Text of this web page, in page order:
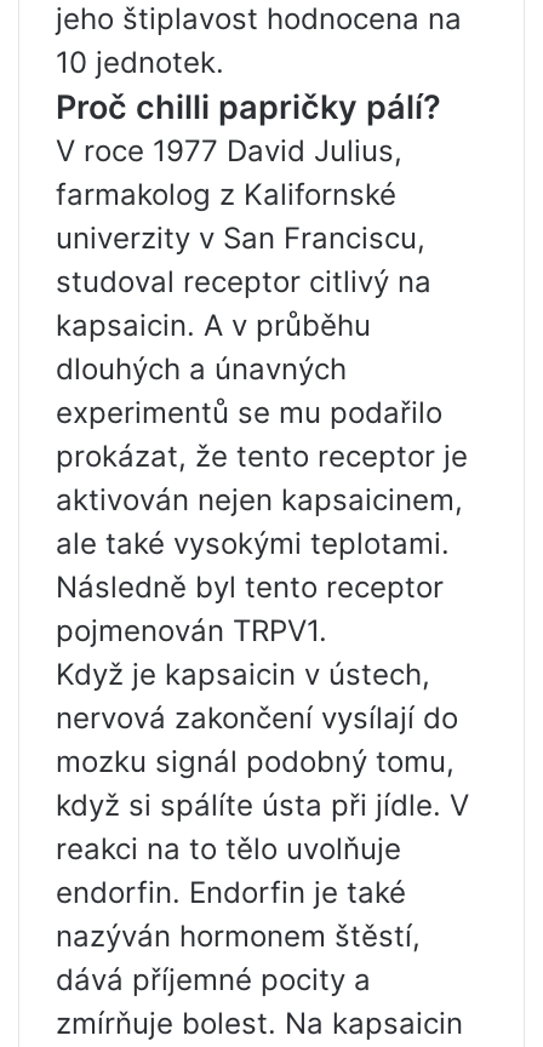
jeho štiplavost hodnocena na
10 jednotek.
Proč chilli papričky pálí?
V roce 1977 David Julius,
farmakolog z Kalifornské
univerzity v San Franciscu,
studoval receptor citlivý na
kapsaicin. A v průběhu
dlouhých a únavných
experimentů se mu podařilo
prokázat, že tento receptor je
aktivován nejen kapsaicinem,
ale také vysokými teplotami.
Následně byl tento receptor
pojmenován TRPV1.
Když je kapsaicin v ústech,
nervová zakončení vysílají do
mozku signál podobný tomu,
když si spálíte ústa při jídle. V
reakci na to tělo uvolňuje
endorfin. Endorfin je také
nazýván hormonem štěstí,
dává příjemné pocity a
zmírňuje bolest. Na kapsaicin